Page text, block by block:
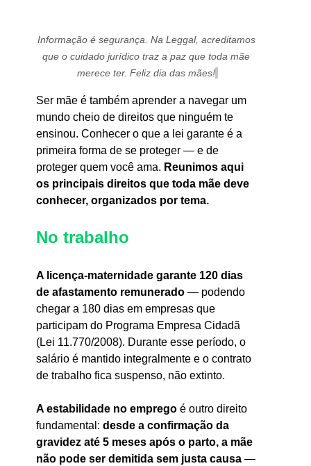
Informação é segurança. Na Leggal, acreditamos
que o cuidado jurídico traz a paz que toda mãe
merece ter. Feliz dia das mães!
Ser mãe é também aprender a navegar um
mundo cheio de direitos que ninguém te
ensinou. Conhecer o que a lei garante é a
primeira forma de se proteger — e de
proteger quem você ama. Reunimos aqui
os principais direitos que toda mãe deve
conhecer, organizados por tema.
No trabalho
A licença-maternidade garante 120 dias
de afastamento remunerado — podendo
chegar a 180 dias em empresas que
participam do Programa Empresa Cidadã
(Lei 11.770/2008). Durante esse período, o
salário é mantido integralmente e o contrato
de trabalho fica suspenso, não extinto.
A estabilidade no emprego é outro direito
fundamental: desde a confirmação da
gravidez até 5 meses após o parto, a mãe
não pode ser demitida sem justa causa —